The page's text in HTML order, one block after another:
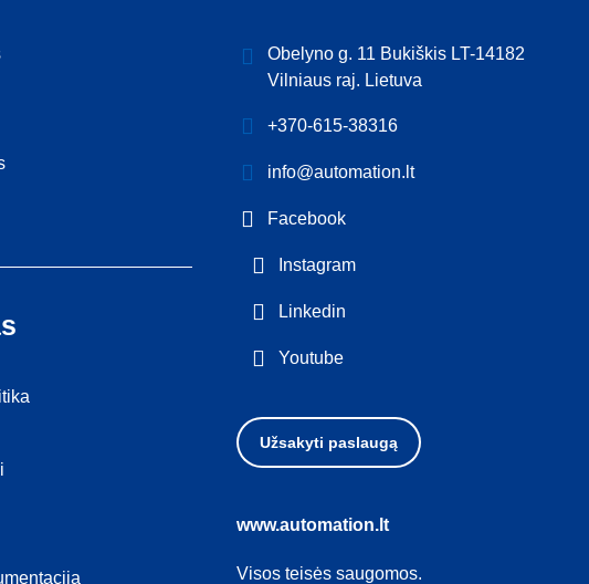
Obelyno g. 11 Bukiškis LT-14182
Vilniaus raj. Lietuva
+370-615-38316
info@automation.lt
Facebook
Instagram
Linkedin
Youtube
Užsakyti paslaugą
www.automation.lt
Visos teisės saugomos.